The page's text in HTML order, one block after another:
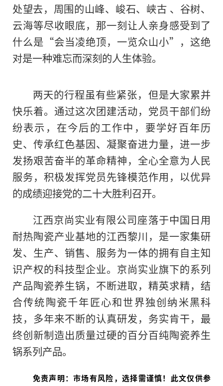
处望去，周围的山峰、峻石、峡古 、谷树、
云海等尽收眼底，那一刻让人亲身感受到了
什么是“会当凌绝顶，一览众山小”，这绝
对是一种难忘而深刻的人生体验。
两天的行程虽有些紧张，但是大家累并
快乐着。通过这次团建活动，党员干部们纷
纷表示，在今后的工作中，要学好百年历
史、传承红色基因、凝聚奋进力量，进一步
发扬艰苦奋半的革命精神，全心全意为人民
服务，积极发挥党员先锋模范作用，以优异
的成绩迎接党的二十大胜利召开。
江西京尚实业有限公司座落于中国日用
耐热陶瓷产业基地的江西黎川，是一家集研
发、生产、销售、服务为一体的拥有自主知
识产权的科技型企业。京尚实业旗下的系列
产品陶瓷养生锅，不断进取，精英求精，结
合传统陶瓷千年匠心和世界独创纳米黑科
技，多年来不断的认真研发，务实肯干，最
终创新制造出质量过硬的百分百纯陶瓷养生
锅系列产品。
免责声明：市场有风险，选择需谨慎！此文仅供参